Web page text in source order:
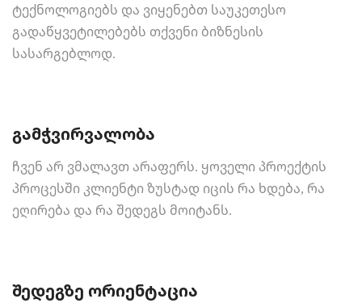
ტექნოლოგიებს და ვიყენებთ საუკეთესო
გადაწყვეტილებებს თქვენი ბიზნესის
სასარგებლოდ.
გამჭვირვალობა
ჩვენ არ ვმალავთ არაფერს. ყოველი პროექტის
პროცესში კლიენტი ზუსტად იცის რა ხდება, რა
ეღირება და რა შედეგს მოიტანს.
შედეგზე ორიენტაცია